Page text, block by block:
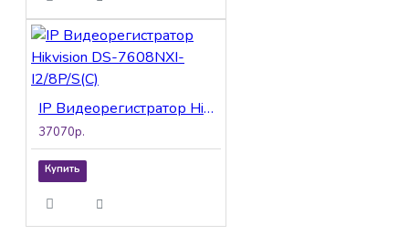
IP Видеорегистратор Hikvision DS-7608NXI-I2/8P/S(C)
37070р.
Купить